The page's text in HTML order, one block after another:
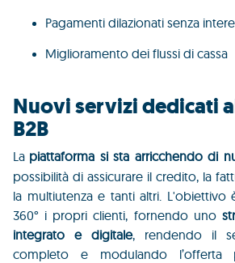
Pagamenti dilazionati senza
Miglioramento dei flussi di cassa
Nuovi servizi dedicati
B2B
La piattaforma si sta arricchendo di
possibilità di assicurare il credito, la
la multiutenza e tanti altri. L'obiettivo
360° i propri clienti, fornendo uno
integrato e digitale, rendendo il
completo e modulando l’offerta